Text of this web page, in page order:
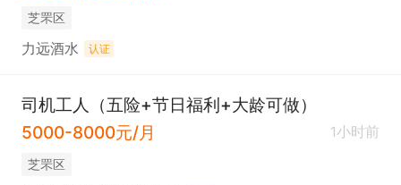
芝罘区
力远酒水 认证
司机工人（五险+节日福利+大龄可做）
5000-8000元/月
1小时前
芝罘区